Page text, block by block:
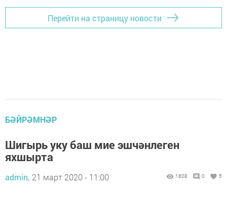
Перейти на страницу новости
БӘЙРӘМНӘР
Шигырь уку баш мие эшчәнлеген
яхшырта
admin, 21 март 2020 - 11:00 1808 0 5